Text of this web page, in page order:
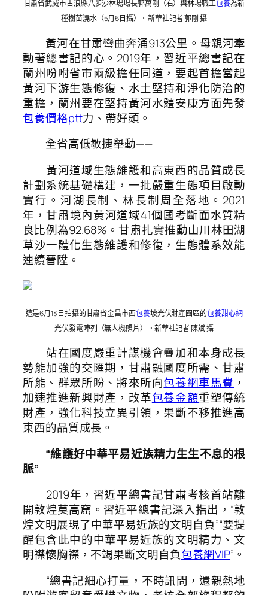
甘肅省武威市古浪縣八步沙林場場長郭萬剛（右）與林場職工包養為新
種樹苗澆水（5月6日攝）。新華社記者 郭剛 攝
黃河在甘肅彎曲奔涌913公里。母親河牽
動著總書記的心。2019年，習近平總書記在
蘭州吩咐省市兩級擔任同道，要起首擔當起
黃河下游生態修復、水土堅持和淨化防治的
重擔，蘭州要在堅持黃河水體安康方面先發
包養價格ptt力、帶好頭。
全省高低敏捷舉動——
黃河道域生態維護和高東西的品質成長
計劃系統基礎構建，一批嚴重生態項目啟動
實行。河湖長制、林長制周全落地。2021
年，甘肅境內黃河道域41個國考斷面水質精
良比例為92.68%。甘肅扎實推動山川林田湖
草沙一體化生態維護和修復，生態體系效能
連續晉陞。
這是6月13日拍攝的甘肅省金昌市西包養坡光伏財產園區的包養甜心網
光伏發電陣列（無人機照片）。新華社記者 陳斌 攝
站在國度嚴重計謀機會疊加和本身成長
勢能加強的交匯期，甘肅融國度所需、甘肅
所能、群眾所盼、將來所向包養網車馬費 ，
加速推進新興財產，改革包養金額重塑傳統
財產，強化科技立異引領，果斷不移推進高
東西的品質成長。
“維護好中華平易近族精力生生不息的根
脈”
2019年，習近平總書記甘肅考核首站離
開敦煌莫高窟。習近平總書記深入指出，“敦
煌文明展現了中華平易近族的文明自負”“要提
醒包含此中的中華平易近族的文明精力、文
明襟懷胸襟，不竭果斷文明自負包養網VIP”。
“總書記細心打量，不時訊問，還親熱地